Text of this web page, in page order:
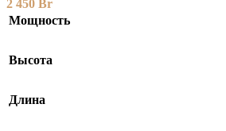
2 450 Br
Мощность
Высота
Длина